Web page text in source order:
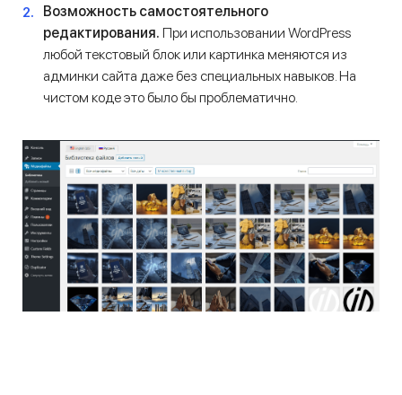
Возможность самостоятельного
редактирования. При использовании WordPress
любой текстовый блок или картинка меняются из
админки сайта даже без специальных навыков. На
чистом коде это было бы проблематично.